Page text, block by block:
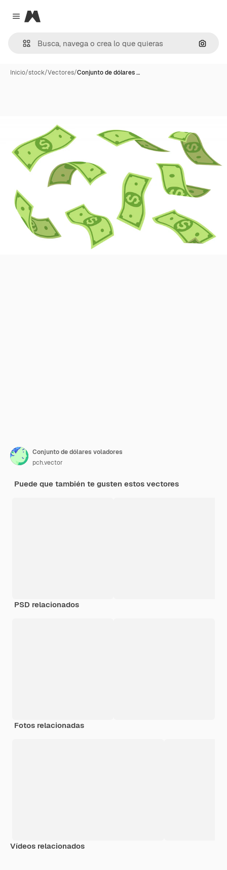
Close menu
Magnific
Inicio/stock/Vectores/Conjunto de dólares …
Conjunto de dólares voladores
pch.vector
Puede que también te gusten estos vectores
PSD relacionados
Fotos relacionadas
Vídeos relacionados